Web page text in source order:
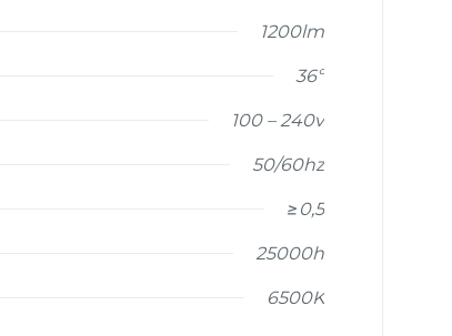
1200lm
36º
100 – 240v
50/60hz
≥0,5
25000h
6500K